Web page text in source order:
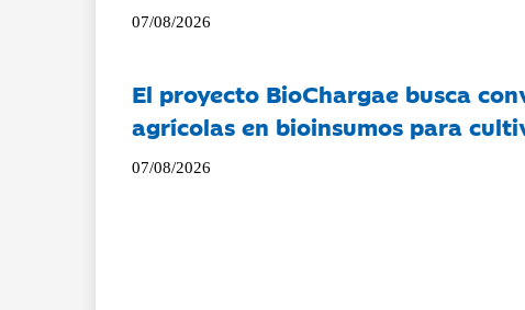
07/08/2026
El proyecto BioChargae busca
agrícolas en bioinsumos para
07/08/2026